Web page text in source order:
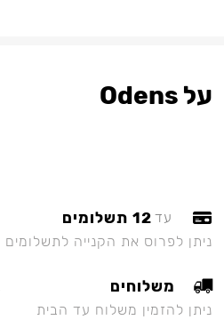
על Odens
עד 12 תשלומים
ניתן לפרוס את הקנייה לתשלומים
משלוחים
ניתן להזמין משלוח עד הבית